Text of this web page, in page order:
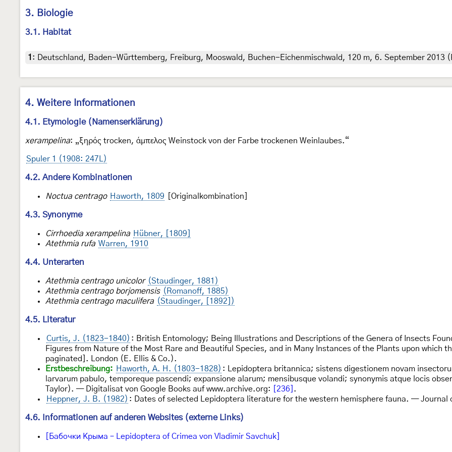
3. Biologie
3.1. Habitat
1 : Deutschland, Baden-Württemberg, Freiburg, Mooswald, Buchen-Eichenmischwald, 120 m, 6. September 2013
4. Weitere Informationen
4.1. Etymologie (Namenserklärung)
xerampelina: „ξηρός trocken, άμπελος Weinstock von der Farbe trockenen Weinlaubes.“
Spuler 1 (1908: 247L)
4.2. Andere Kombinationen
Noctua centrago Haworth, 1809 [Originalkombination]
4.3. Synonyme
Cirrhoedia xerampelina Hübner, [1809]
Atethmia rufa Warren, 1910
4.4. Unterarten
Atethmia centrago unicolor (Staudinger, 1881)
Atethmia centrago borjomensis (Romanoff, 1885)
Atethmia centrago maculifera (Staudinger, [1892])
4.5. Literatur
Curtis, J. (1823-1840) : British Entomology; Being Illustrations and Descriptions of the Genera of Insects
Figures from Nature of the Most Rare and Beautiful Species, and in Many Instances of the Plants upon which
paginated]. London (E. Ellis & Co.).
Erstbeschreibung: Haworth, A. H. (1803-1828) : Lepidoptera britannica; sistens digestionem novam
larvarum pabulo, temporeque pascendi; expansione alarum; mensibusque volandi; synonymis atque locis
Taylor). — Digitalisat von Google Books auf www.archive.org:
[236] .
Heppner, J. B. (1982) : Dates of selected Lepidoptera literature for the western hemisphere fauna. —
4.6. Informationen auf anderen Websites (externe Links)
[Бабочки Крыма – Lepidoptera of Crimea von Vladimir Savchuk]